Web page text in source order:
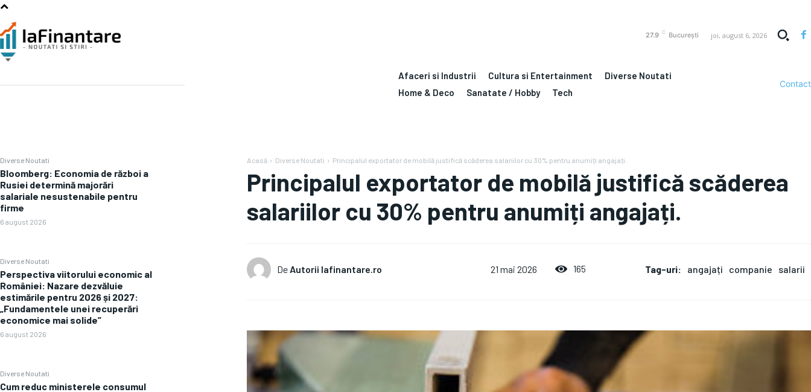
27.9 C București joi, august 6, 2026
Afaceri si Industrii Cultura si Entertainment
Diverse Noutati
Home & Deco
Sanatate / Hobby Tech
Contact
Diverse Noutati
Bloomberg: Economia de război a
Rusiei determină majorări
salariale nesustenabile pentru
firme
6 august 2026
Diverse Noutati
Perspectiva viitorului economic al
României: Nazare dezvăluie
estimările pentru 2026 și 2027:
„Fundamentele unei recuperări
economice mai solide”
6 august 2026
Diverse Noutati
Cum reduc ministerele consumul
Acasă Diverse Noutati Principalul exportator de mobilă justifică scăderea salariilor cu 30% pentru anumiți angajați.
Principalul exportator de mobilă justifică scăderea
salariilor cu 30% pentru anumiți angajați.
De Autorii Iafinantare.ro 21 mai 2026 165 Tag-uri: angajați companie salarii